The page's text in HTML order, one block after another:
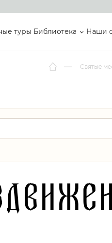
туры Библиотека Наши
Святые